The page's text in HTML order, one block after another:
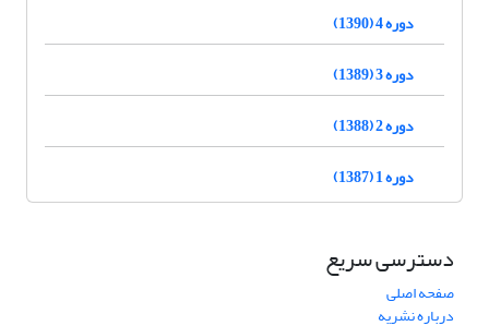
دوره 4 (1390)
دوره 3 (1389)
دوره 2 (1388)
دوره 1 (1387)
دسترسی سریع
صفحه اصلی
درباره نشریه